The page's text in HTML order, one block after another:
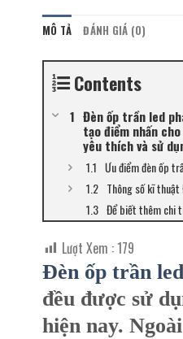
MÔ TẢ ĐÁNH GIÁ (0)
Contents
Đèn ốp trần led
tạo điểm nhấn
yêu thích và sử
Ưu điểm đèn ốp
Thông số kĩ
Để biết thêm chi
Lượt Xem :179
Đèn ốp trần
đều được sử
hiện nay.